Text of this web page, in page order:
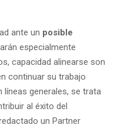
ante un posible
especialmente
capacidad alinearse son
continuar su trabajo
líneas generales, se trata
al éxito del
un Partner